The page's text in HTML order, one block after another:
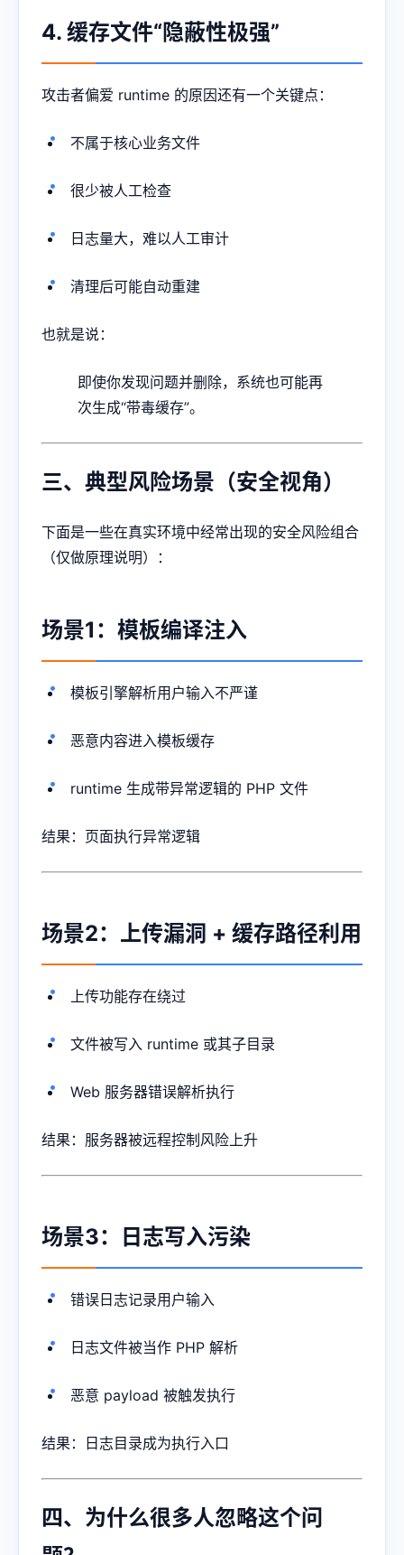
4. 缓存文件“隐蔽性极强”
攻击者偏爱 runtime 的原因还有一个关键点：
不属于核心业务文件
很少被人工检查
日志量大，难以人工审计
清理后可能自动重建
也就是说：
即使你发现问题并删除，系统也可能再
次生成“带毒缓存”。
三、典型风险场景（安全视角）
下面是一些在真实环境中经常出现的安全风险组合
（仅做原理说明）：
场景1：模板编译注入
模板引擎解析用户输入不严谨
恶意内容进入模板缓存
runtime 生成带异常逻辑的 PHP 文件
结果：页面执行异常逻辑
场景2：上传漏洞 + 缓存路径利用
上传功能存在绕过
文件被写入 runtime 或其子目录
Web 服务器错误解析执行
结果：服务器被远程控制风险上升
场景3：日志写入污染
错误日志记录用户输入
日志文件被当作 PHP 解析
恶意 payload 被触发执行
结果：日志目录成为执行入口
四、为什么很多人忽略这个问